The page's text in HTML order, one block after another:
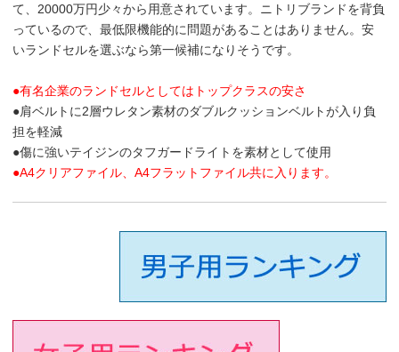
て、20000万円少々から用意されています。ニトリブランドを背負
っているので、最低限機能的に問題があることはありません。安
いランドセルを選ぶなら第一候補になりそうです。
●有名企業のランドセルとしてはトップクラスの安さ
●肩ベルトに2層ウレタン素材のダブルクッションベルトが入り負
担を軽減
●傷に強いテイジンのタフガードライトを素材として使用
●A4クリアファイル、A4フラットファイル共に入ります。